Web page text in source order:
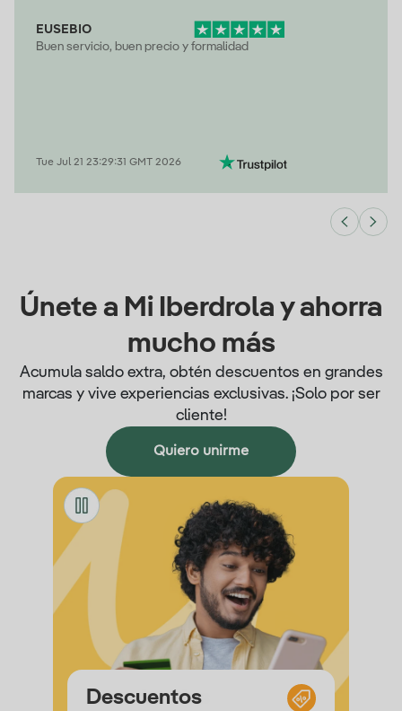
EUSEBIO
Buen servicio, buen precio y formalidad
Tue Jul 21 23:29:31 GMT 2026
Únete a Mi Iberdrola y ahorra
mucho más
Acumula saldo extra, obtén descuentos en grandes
marcas y vive experiencias exclusivas. ¡Solo por ser
cliente!
Quiero unirme
Saldo
Experiencias
Descuentos
Saldo